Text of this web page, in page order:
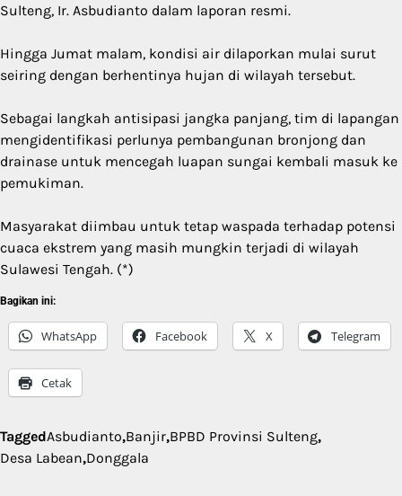
Sulteng, Ir. Asbudianto dalam laporan resmi.
Hingga Jumat malam, kondisi air dilaporkan mulai surut
seiring dengan berhentinya hujan di wilayah tersebut.
Sebagai langkah antisipasi jangka panjang, tim di lapangan
mengidentifikasi perlunya pembangunan bronjong dan
drainase untuk mencegah luapan sungai kembali masuk ke
pemukiman.
Masyarakat diimbau untuk tetap waspada terhadap potensi
cuaca ekstrem yang masih mungkin terjadi di wilayah
Sulawesi Tengah. (*)
Bagikan ini:
WhatsApp Facebook X Telegram
Cetak
TaggedAsbudianto,Banjir,BPBD Provinsi Sulteng,
Desa Labean,Donggala